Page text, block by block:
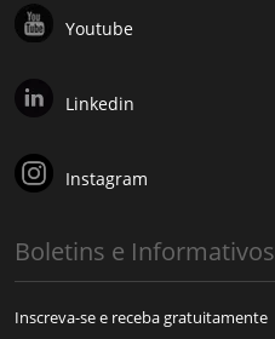
Youtube
Linkedin
Instagram
Boletins e Informativos
Inscreva-se e receba gratuitamente